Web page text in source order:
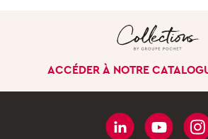
LE GROUPE
Notre singularité
Gouvernance
ACCÉDER À NOTRE